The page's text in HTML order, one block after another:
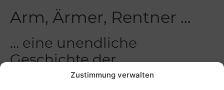
Zustimmung verwalten
Arm, Ärmer, Rentner …
… eine unendliche
Geschichte der
Zusatzrentenversorgung